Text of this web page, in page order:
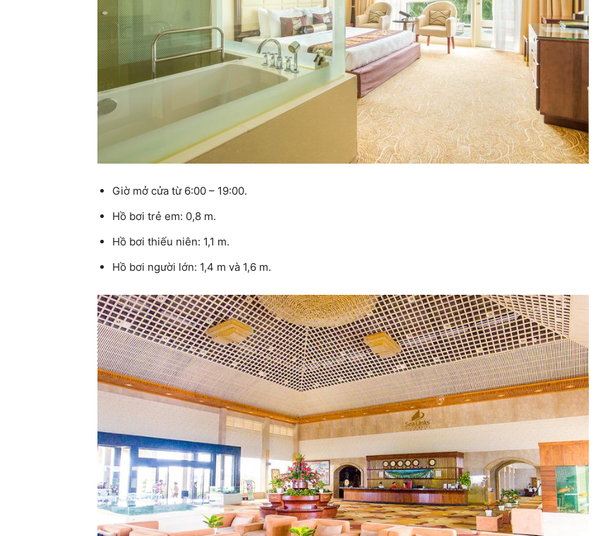
Giờ mở cửa từ 6:00 – 19:00.
Hồ bơi trẻ em: 0,8 m.
Hồ bơi thiếu niên: 1,1 m.
Hồ bơi người lớn: 1,4 m và 1,6 m.